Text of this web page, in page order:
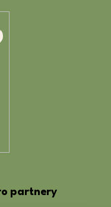
partnery